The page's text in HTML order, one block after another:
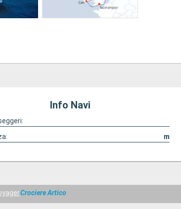
Info Navi
m
Crociere Artico